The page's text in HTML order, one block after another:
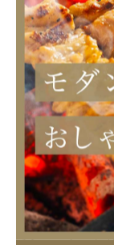
仕事帰り等に
中野駅から徒歩
らジューシーに